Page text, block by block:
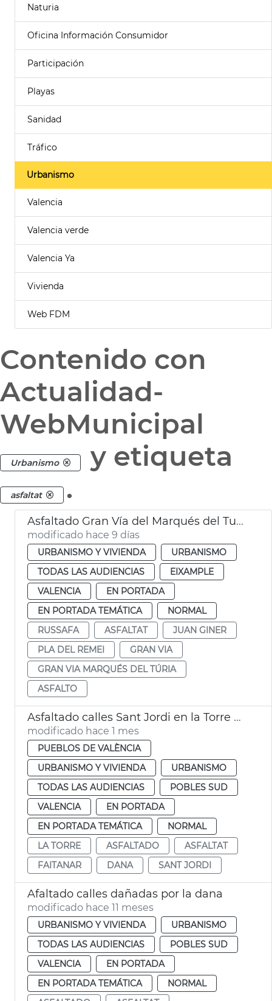
Naturia
Oficina Información Consumidor
Participación
Playas
Sanidad
Tráfico
Urbanismo
Valencia
Valencia verde
Valencia Ya
Vivienda
Web FDM
Contenido con
Actualidad-
WebMunicipal
Urbanismo y etiqueta
asfaltat .
Asfaltado Gran Vía del Marqués del Turia València
modificado hace 9 días
URBANISMO Y VIVIENDA
URBANISMO
TODAS LAS AUDIENCIAS
EIXAMPLE
VALENCIA
EN PORTADA
EN PORTADA TEMÁTICA
NORMAL
RUSSAFA
ASFALTAT
JUAN GINER
PLA DEL REMEI
GRAN VIA
GRAN VIA MARQUÉS DEL TÚRIA
ASFALTO
Asfaltado calles Sant Jordi en la Torre València
modificado hace 1 mes
PUEBLOS DE VALÈNCIA
URBANISMO Y VIVIENDA
URBANISMO
TODAS LAS AUDIENCIAS
POBLES SUD
VALENCIA
EN PORTADA
EN PORTADA TEMÁTICA
NORMAL
LA TORRE
ASFALTADO
ASFALTAT
FAITANAR
DANA SANT JORDI
Afaltado calles dañadas por la dana
modificado hace 11 meses
URBANISMO Y VIVIENDA
URBANISMO
TODAS LAS AUDIENCIAS
POBLES SUD
VALENCIA
EN PORTADA
EN PORTADA TEMÁTICA
NORMAL